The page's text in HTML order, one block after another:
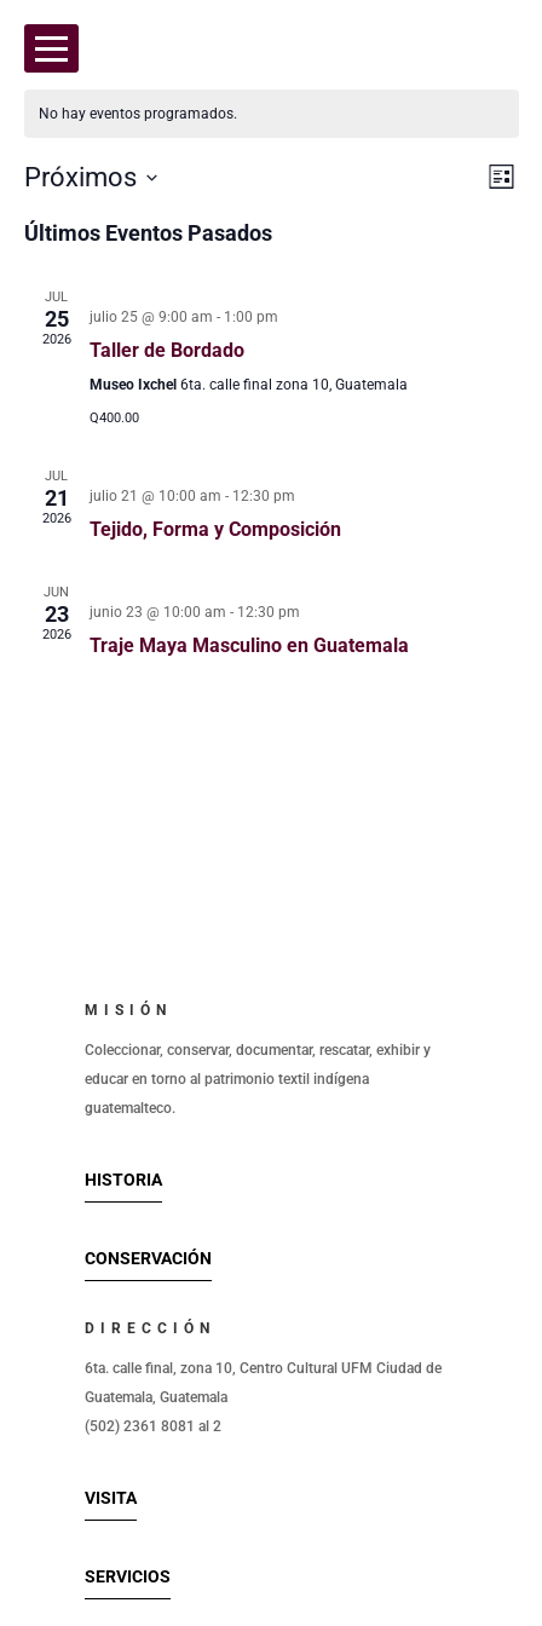
No hay eventos programados.
de
Lista
Próximos
la
Últimos Eventos Pasados
JUL
25
2026
julio 25 @ 9:00 am - 1:00 pm
Taller de Bordado
Museo Ixchel 6ta. calle final zona 10, Guatemala
Q400.00
JUL
21
2026
julio 21 @ 10:00 am - 12:30 pm
Tejido, Forma y Composición
JUN
23
2026
junio 23 @ 10:00 am - 12:30 pm
Traje Maya Masculino en Guatemala
MISIÓN
Coleccionar, conservar, documentar, rescatar, exhibir y
educar en torno al patrimonio textil indígena
guatemalteco.
HISTORIA
CONSERVACIÓN
DIRECCIÓN
6ta. calle final, zona 10, Centro Cultural UFM Ciudad de
Guatemala, Guatemala
(502) 2361 8081 al 2
VISITA
SERVICIOS